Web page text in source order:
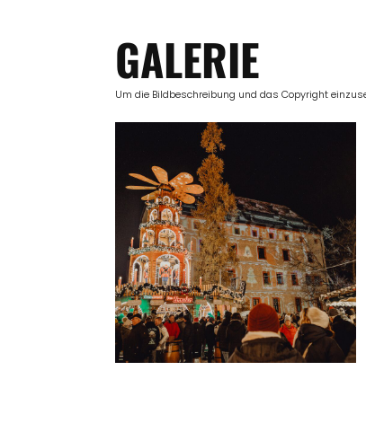
GALERIE
Um die Bildbeschreibung und das Copyright